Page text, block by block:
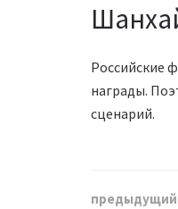
Российские
награды.
сценарий.
предыдущий